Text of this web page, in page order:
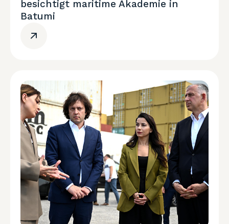
besichtigt maritime Akademie in
Batumi